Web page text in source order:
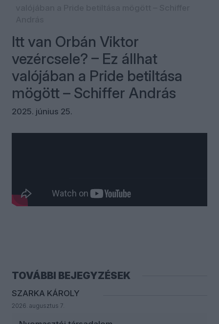
Itt van Orbán Viktor
vezércsele? – Ez állhat
valójában a Pride betiltása
mögött – Schiffer András
2025. június 25.
Bejelentkezés
TOVÁBBI BEJEGYZÉSEK
SZARKA KÁROLY
2026. augusztus 7.